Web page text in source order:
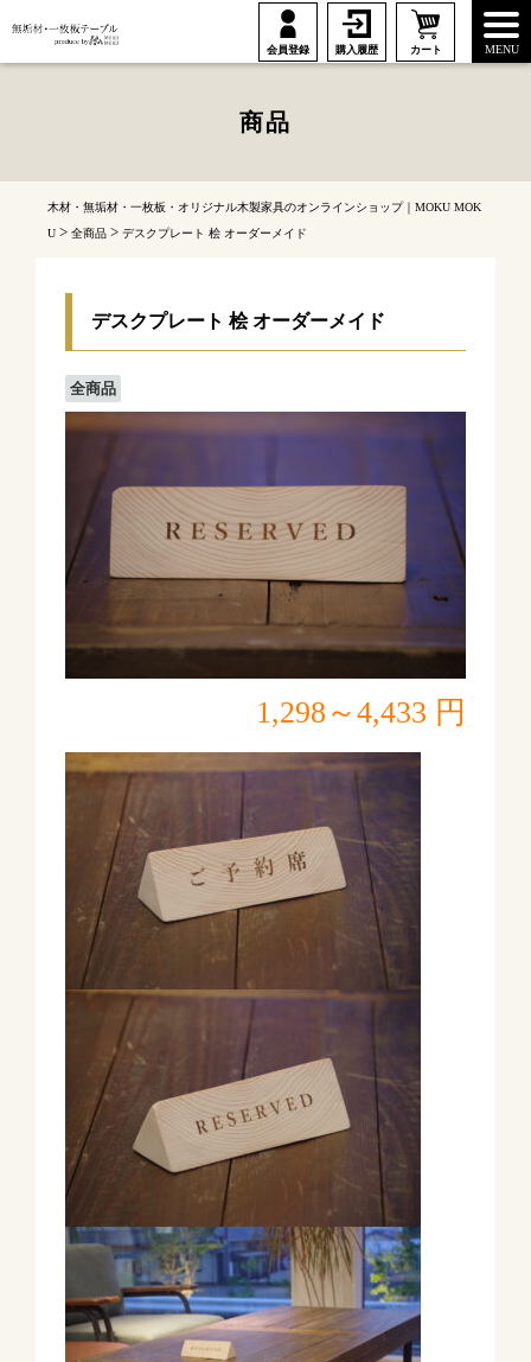
会員登録 購入履歴 カート MENU
商品
木材・無垢材・一枚板・オリジナル木製家具のオンラインショップ｜MOKU MOK
U > 全商品 > デスクプレート 桧 オーダーメイド
デスクプレート 桧 オーダーメイド
全商品
1,298～4,433 円